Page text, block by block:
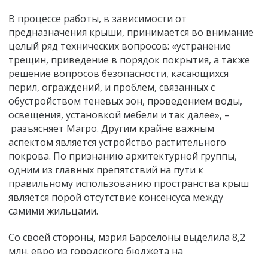
В процессе работы, в зависимости от
предназначения крыши, принимается во внимание
целый ряд технических вопросов: «устранение
трещин, приведение в порядок покрытия, а также
решение вопросов безопасности, касающихся
перил, ограждений, и проблем, связанных с
обустройством теневых зон, проведением воды,
освещения, установкой мебели и так далее», –
разъясняет Магро. Другим крайне важным
аспектом является устройство растительного
покрова. По признанию архитектурной группы,
одним из главных препятствий на пути к
правильному использованию пространства крыш
является порой отсутствие консенсуса между
самими жильцами.
Со своей стороны, мэрия Барселоны выделила 8,2
млн. евро из городского бюджета на